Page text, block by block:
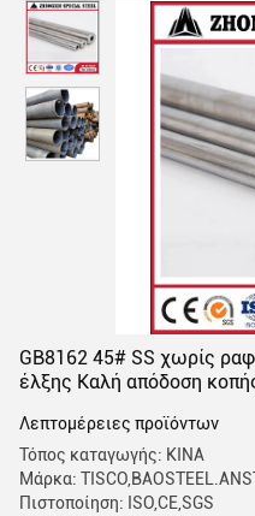
GB8162 45# SS χωρίς
έλξης Καλή απόδοση
Λεπτομέρειες προϊόντων
Τόπος καταγωγής: ΚΙΝΑ
Μάρκα:
Πιστοποίηση: ISO,CE,SGS